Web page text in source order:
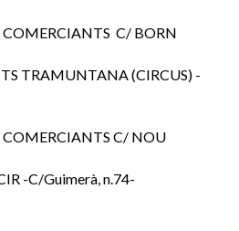
C/ BORN
TRAMUNTANA (CIRCUS) -
n.36-
C/ NOU
-C/Guimerà, n.74-